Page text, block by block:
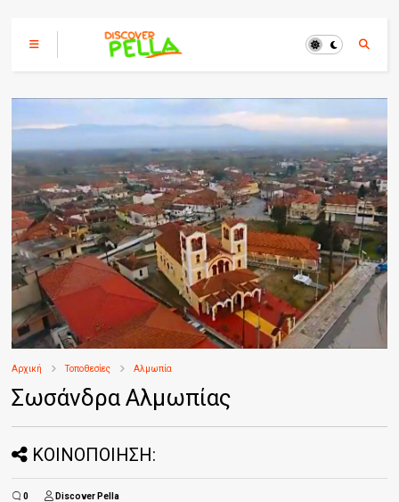
Αρχική Τοποθεσίες Αλμωπία
Σωσάνδρα Αλμωπίας
ΚΟΙΝΟΠΟΙΗΣΗ:
0 Discover Pella